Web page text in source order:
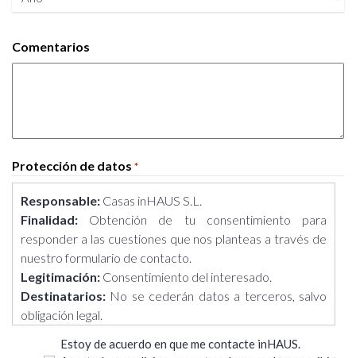
Comentarios
Protección de datos *
Responsable: Casas inHAUS S.L.
Finalidad: Obtención de tu consentimiento para
responder a las cuestiones que nos planteas a través de
nuestro formulario de contacto.
Legitimación: Consentimiento del interesado.
Destinatarios: No se cederán datos a terceros, salvo
obligación legal.
como otros derechos, como se explica en la información
Estoy de acuerdo en que me contacte inHAUS.